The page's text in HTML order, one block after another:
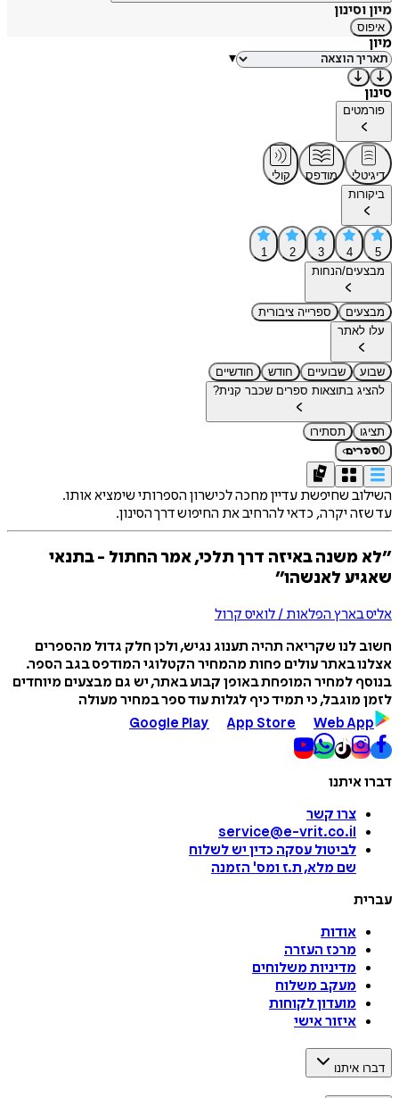
מיון וסינון
איפוס
מיון
▾
סינון
פורמטים
דיגיטלי מודפס
קולי
ביקורות
5
4
3
2
1
מבצעים/הנחות
מבצעים
ספרייה ציבורית
עלו לאתר
שבוע שבועיים חודש
חודשיים
להציג בתוצאות ספרים שכבר קנית?
תציגו
תסתירו
0ספרים›
השילוב שחיפשת עדיין מחכה לכישרון הספרותי שימציא אותו.
עד שזה יקרה, כדאי להרחיב את החיפוש דרך הסינון.
״לא משנה באיזה דרך תלכי, אמר החתול - בתנאי
שאגיע לאנשהו״
אליס בארץ הפלאות / לואיס קרול
חשוב לנו שקריאה תהיה תענוג נגיש, ולכן חלק גדול מהספרים
אצלנו באתר עולים פחות מהמחיר הקטלוגי המודפס בגב הספר.
בנוסף למחיר המופחת באופן קבוע באתר, יש גם מבצעים מיוחדים
לזמן מוגבל, כי תמיד כיף לגלות עוד ספר במחיר מעולה
Google Play
App Store Web App
דברו איתנו
צרו קשר
service@e-vrit.co.il
לביטול עסקה כדין יש לשלוח
שם מלא, ת.ז ומס' הזמנה
עברית
אודות
מרכז העזרה
מדיניות משלוחים
מעקב משלוח
מועדון לקוחות
איזור אישי
דברו איתנו